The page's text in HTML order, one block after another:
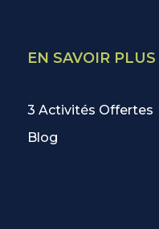
EN SAVOIR PLUS
3 Activités Offertes
Blog